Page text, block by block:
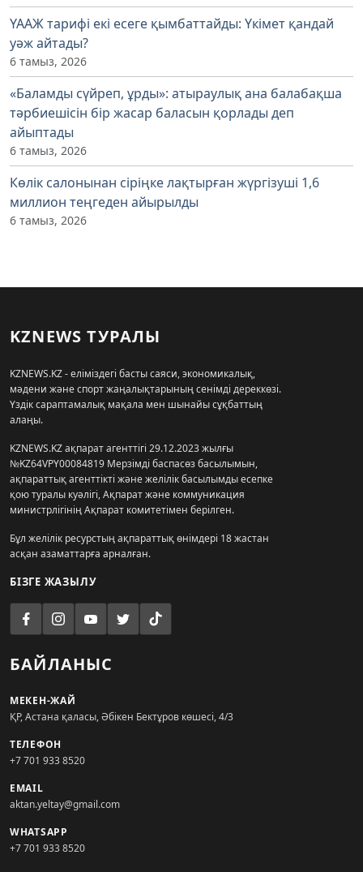
ҮААЖ тарифі екі есеге қымбаттайды: Үкімет қандай
уәж айтады?
6 тамыз, 2026
«Баламды сүйреп, ұрды»: атыраулық ана балабақша
тәрбиешісін бір жасар баласын қорлады деп
айыптады
6 тамыз, 2026
Көлік салонынан сіріңке лақтырған жүргізуші 1,6
миллион теңгеден айырылды
6 тамыз, 2026
KZNEWS ТУРАЛЫ
KZNEWS.KZ - еліміздегі басты саяси, экономикалық,
мәдени және спорт жаңалықтарының сенімді дереккөзі.
Үздік сараптамалық мақала мен шынайы сұқбаттың
алаңы.
KZNEWS.KZ ақпарат агенттігі 29.12.2023 жылғы
№KZ64VPY00084819 Мерзімді баспасөз басылымын,
ақпараттық агенттікті және желілік басылымды есепке
қою туралы куәлігі, Ақпарат және коммуникация
министрлігінің Ақпарат комитетімен берілген.
Бұл желілік ресурстың ақпараттық өнімдері 18 жастан
асқан азаматтарға арналған.
БІЗГЕ ЖАЗЫЛУ
БАЙЛАНЫС
МЕКЕН-ЖАЙ
ҚР, Астана қаласы, Әбікен Бектұров көшесі, 4/3
ТЕЛЕФОН
+7 701 933 8520
EMAIL
aktan.yeltay@gmail.com
WHATSAPP
+7 701 933 8520